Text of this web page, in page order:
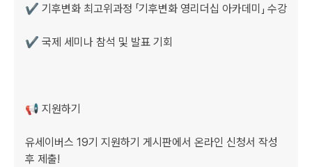
✔️ 기후변화 최고위과정 「기후변화 영리더십 아카데미」 수강
✔️ 국제 세미나 참석 및 발표 기회
📢 지원하기
유세이버스 19기 지원하기 게시판에서 온라인 신청서 작성
후 제출!